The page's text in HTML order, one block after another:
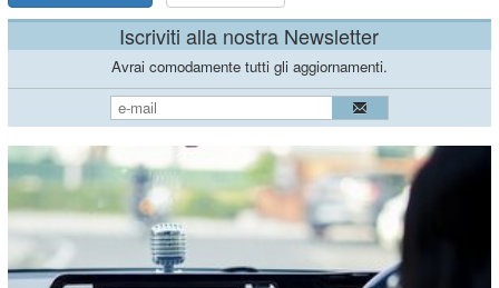
Iscriviti alla nostra Newsletter
Avrai comodamente tutti gli aggiornamenti.